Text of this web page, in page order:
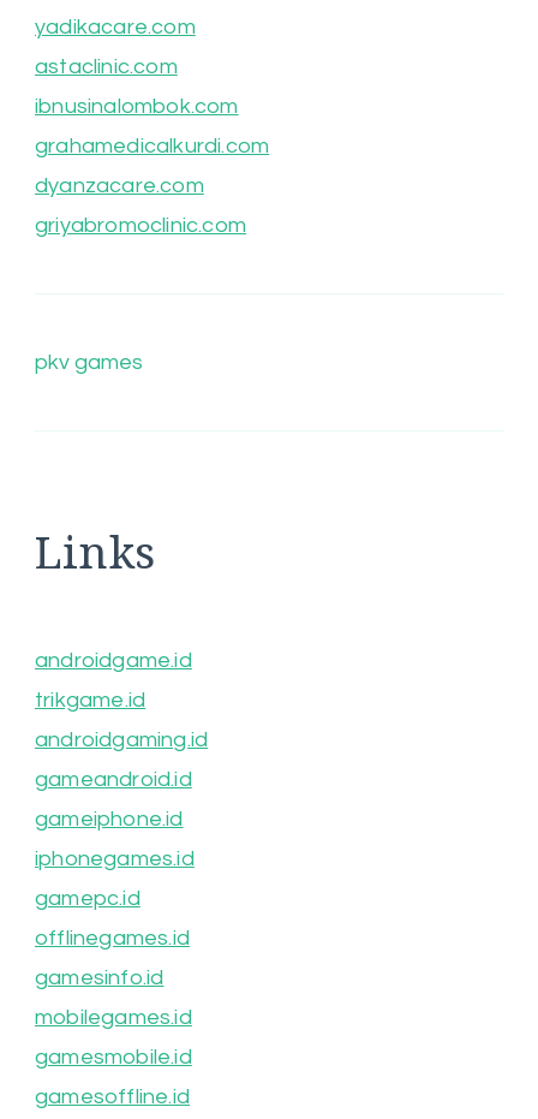
yadikacare.com
astaclinic.com
ibnusinalombok.com
grahamedicalkurdi.com
dyanzacare.com
griyabromoclinic.com
pkv games
Links
androidgame.id
trikgame.id
androidgaming.id
gameandroid.id
gameiphone.id
iphonegames.id
gamepc.id
offlinegames.id
gamesinfo.id
mobilegames.id
gamesmobile.id
gamesoffline.id